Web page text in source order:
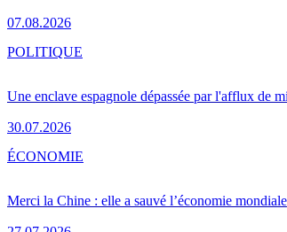
07.08.2026
Une enclave espagnole dépassée par l'afflux de
30.07.2026
POLITIQUE
Merci la Chine : elle a sauvé l’économie mondiale
ÉCONOMIE